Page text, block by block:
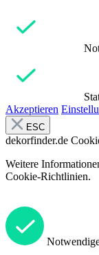
Akzeptieren
ESC
dekorfinder.de
Weitere
Cookie-Richtlinien.